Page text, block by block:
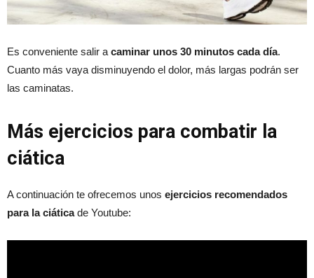
Es conveniente salir a caminar unos 30 minutos cada día.
Cuanto más vaya disminuyendo el dolor, más largas podrán ser
las caminatas.
Más ejercicios para combatir la
ciática
A continuación te ofrecemos unos ejercicios recomendados
para la ciáticade Youtube: